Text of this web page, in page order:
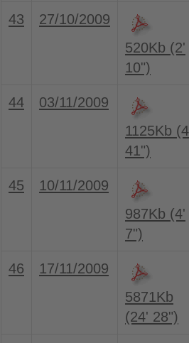
43
27/10/2009
520Kb (2'
10")
44
03/11/2009
1125Kb
41")
45
10/11/2009
987Kb (4'
7")
46
17/11/2009
5871Kb
(24' 28")